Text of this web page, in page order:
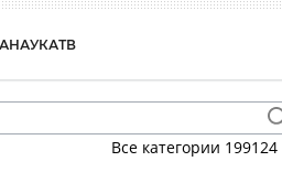
НАУКАТВ
Все категории 199124